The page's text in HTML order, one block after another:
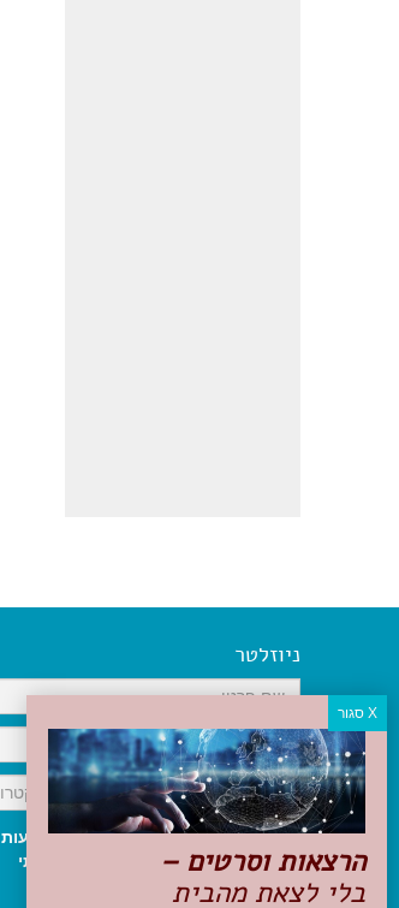
ניוזלטר
אני מאשר/ת קבלת ניוזלטר והודעות
שיווקיות, ומאשר/ת כי קראתי והסכמתי
לתקנון האתר ולמדיניות הפרטיות
הרצאות וסרטים –
בלי לצאת מהבית